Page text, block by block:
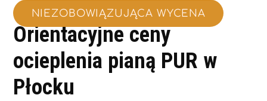
Orientacyjne ceny
ocieplenia pianą PUR w
Płocku
NIEZOBOWIĄZUJĄCA WYCENA